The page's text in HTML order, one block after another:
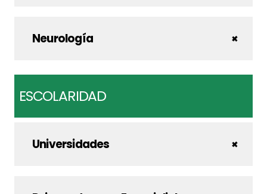
Neurología
ESCOLARIDAD
Universidades